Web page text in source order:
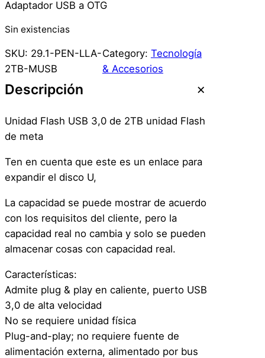
Adaptador USB a OTG
Sin existencias
SKU: 29.1-PEN-LLA-
2TB-MUSB
Category: Tecnología
& Accesorios
Descripción
Unidad Flash USB 3,0 de 2TB unidad Flash
de meta
Ten en cuenta que este es un enlace para
expandir el disco U,
La capacidad se puede mostrar de acuerdo
con los requisitos del cliente, pero la
capacidad real no cambia y solo se pueden
almacenar cosas con capacidad real.
Características:
Admite plug & play en caliente, puerto USB
3,0 de alta velocidad
No se requiere unidad física
Plug-and-play; no requiere fuente de
alimentación externa, alimentado por bus